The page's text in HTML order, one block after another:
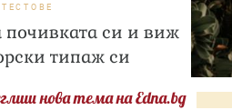
ТЕСТОВЕ
почивката си и виж
типаж си
нова тема на Edna.bg